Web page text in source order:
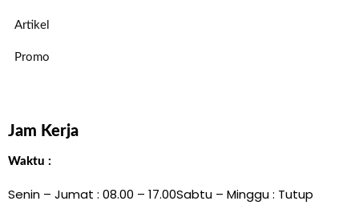
Artikel
Promo
Jam Kerja
Waktu :
Senin – Jumat : 08.00 – 17.00Sabtu – Minggu : Tutup